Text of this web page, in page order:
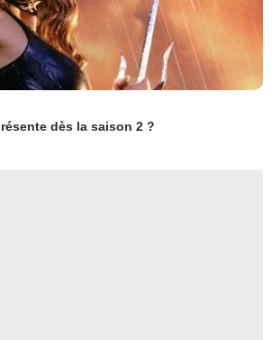
dès la saison 2 ?